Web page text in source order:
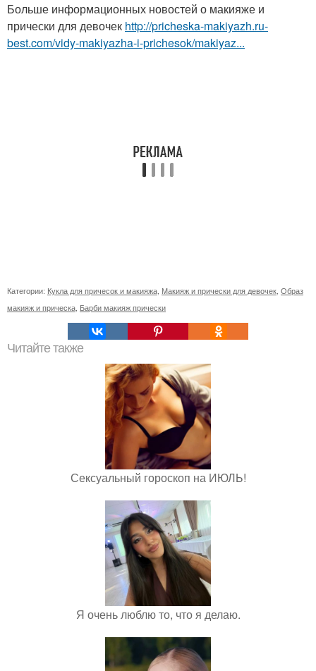
Больше информационных новостей о макияже и
прически для девочек http://pricheska-makiyazh.ru-
best.com/vidy-makiyazha-i-prichesok/makiyaz...
Категории: Кукла для причесок и макияжа, Макияж и прически для девочек, Образ
макияж и прическа, Барби макияж прически
Читайте также
Сексуальный гороскоп на ИЮЛЬ!
Я очень люблю то, что я делаю.